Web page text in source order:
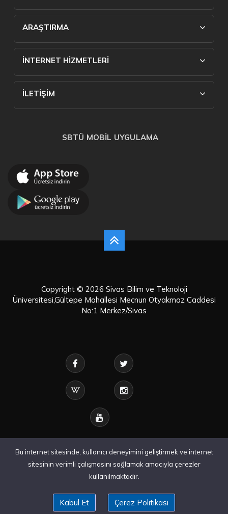
ARAŞTIRMA
İNTERNET HİZMETLERİ
İLETİŞİM
SBTÜ MOBİL UYGULAMA
Copyright © 2026 Sivas Bilim ve Teknoloji
Üniversitesi,Gültepe Mahallesi Mecnun Otyakmaz Caddesi
No:1 Merkez/Sivas
Bu internet sitesinde, kullanıcı deneyimini geliştirmek ve internet
sitesinin verimli çalışmasını sağlamak amacıyla çerezler
kullanılmaktadır.
Kabul Et Çerez Politikası